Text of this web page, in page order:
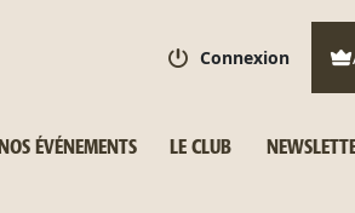
Connexion
NOS ÉVÉNEMENTS LE CLUB